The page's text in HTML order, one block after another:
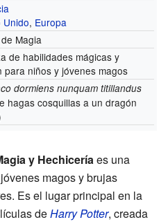
Unido, Europa
Magia
de habilidades mágicas y
para niños y jóvenes magos
dormiens nunquam titillandus
hagas cosquillas a un dragón
y Hechiceríaes una
magos y brujas
Es el lugar principal en la
deHarry Potter, creada